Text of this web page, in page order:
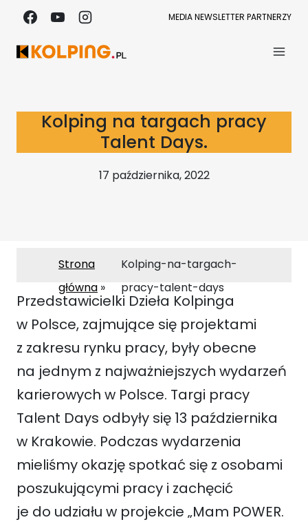
Przejdź
treści
MEDIANEWSLETTER PARTNERZY
Kolping na targach pracy
Talent Days.
17 października, 2022
Strona
główna
Kolping-na-targach-
pracy-talent-days
Przedstawicielki Dzieła Kolpinga
w Polsce, zajmujące się projektami
z zakresu rynku pracy, były obecne
na jednym z najważniejszych wydarzeń
karierowych w Polsce. Targi pracy
Talent Days odbyły się 13 października
w Krakowie. Podczas wydarzenia
mieliśmy okazję spotkać się z osobami
poszukującymi pracy i zachęcić
je do udziału w projekcie „Mam POWER.